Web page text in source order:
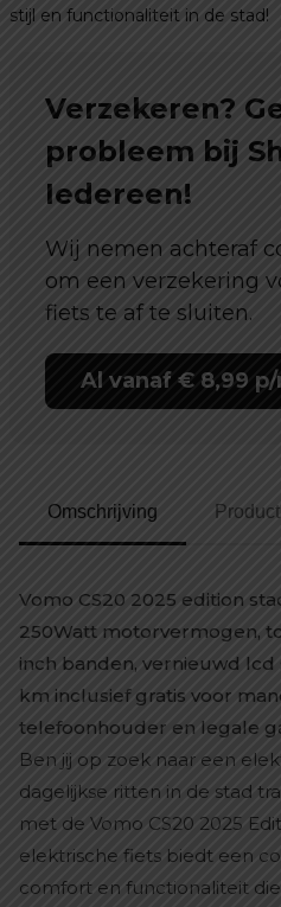
gashendel
km/u
stijl en functionaliteit in de stad!
Verzekeren?
probleem bij
Iedereen!
Wij nemen achteraf
om een verzekering
fiets te af te sluiten.
Al vanaf € 8,99
Omschrijving
Vomo CS20 2025 edition
250Watt motorvermogen,
inch banden, vernieuwd
km inclusief gratis voor
telefoonhouder en legale
Ben jij op zoek naar een
dagelijkse ritten in de stad
met de Vomo CS20 2025
elektrische fiets biedt een
comfort en functionaliteit